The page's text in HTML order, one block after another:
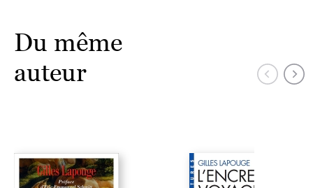
Du même
auteur